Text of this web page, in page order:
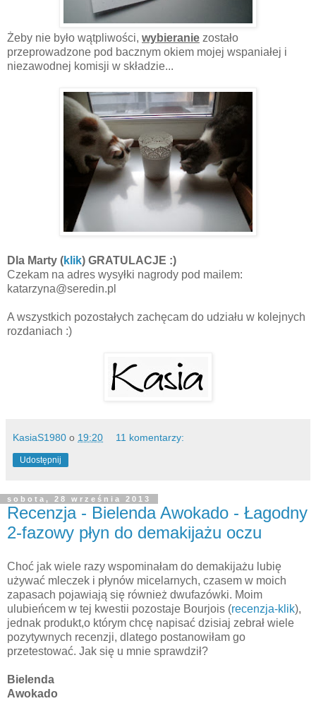
Żeby nie było wątpliwości, wybieranie zostało
przeprowadzone pod bacznym okiem mojej wspaniałej i
niezawodnej komisji w składzie...
Dla Marty (klik) GRATULACJE :)
Czekam na adres wysyłki nagrody pod mailem:
katarzyna@seredin.pl
A wszystkich pozostałych zachęcam do udziału w kolejnych
rozdaniach :)
KasiaS1980 o 19:20 11 komentarzy:
Udostępnij
sobota, 28 września 2013
Recenzja - Bielenda Awokado - Łagodny
2-fazowy płyn do demakijażu oczu
Choć jak wiele razy wspominałam do demakijażu lubię
używać mleczek i płynów micelarnych, czasem w moich
zapasach pojawiają się również dwufazówki. Moim
ulubieńcem w tej kwestii pozostaje Bourjois (recenzja-klik),
jednak produkt,o którym chcę napisać dzisiaj zebrał wiele
pozytywnych recenzji, dlatego postanowiłam go
przetestować. Jak się u mnie sprawdził?
Bielenda
Awokado